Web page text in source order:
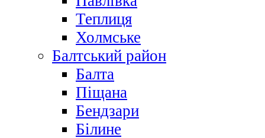
Теплиця
Холмське
Балтський район
Балта
Піщана
Бендзари
Білине